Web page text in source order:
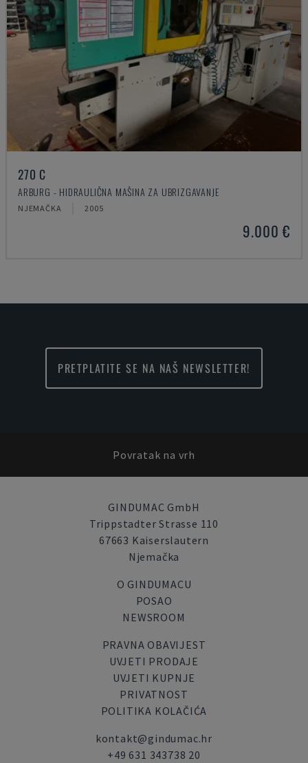
270 C
ARBURG - HIDRAULIČNA MAŠINA ZA UBRIZGAVANJE
NJEMAČKA 2005
9.000 €
PRETPLATITE SE NA NAŠ NEWSLETTER!
Povratak na vrh
GINDUMAC GmbH
Trippstadter Strasse 110
67663 Kaiserslautern
Njemačka
O GINDUMACU
POSAO
NEWSROOM
PRAVNA OBAVIJEST
UVJETI PRODAJE
UVJETI KUPNJE
PRIVATNOST
POLITIKA KOLAČIĆA
kontakt@gindumac.hr
+49 631 343738 20